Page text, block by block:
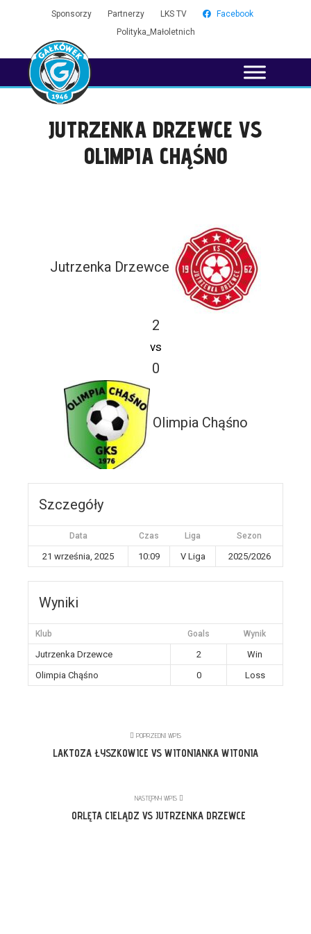
Sponsorzy Partnerzy LKS TV
Facebook
Polityka_Małoletnich
JUTRZENKA DRZEWCE VS
OLIMPIA CHĄŚNO
Jutrzenka Drzewce
2
vs
0
Olimpia Chąśno
Szczegóły
Data Czas Liga Sezon
21 września, 2025 10:09 V Liga 2025/2026
Wyniki
Klub Goals Wynik
Jutrzenka Drzewce 2
Win
Olimpia Chąśno
0 Loss
POPRZEDNI WPIS
LAKTOZA ŁYSZKOWICE VS WITONIANKA WITONIA
NASTĘPNY WPIS
ORLĘTA CIELĄDZ VS JUTRZENKA DRZEWCE